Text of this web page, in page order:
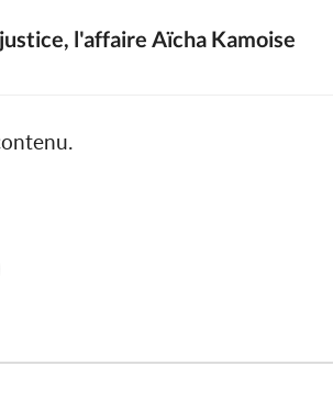
l'affaire Aïcha Kamoise